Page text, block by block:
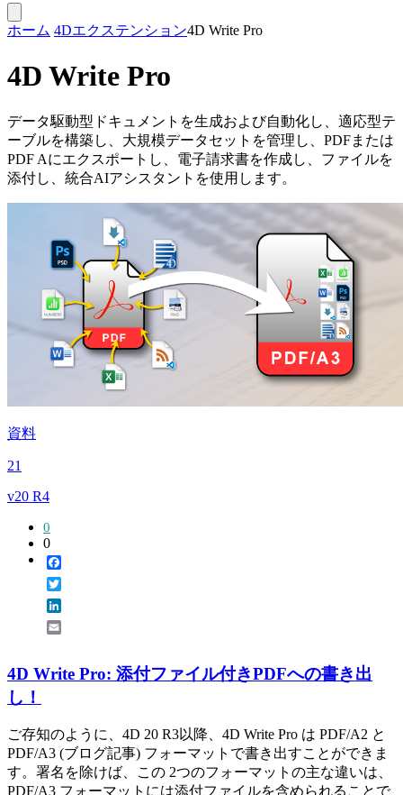
ホーム 4Dエクステンション4D Write Pro
4D Write Pro
データ駆動型ドキュメントを生成および自動化し、適応型テ
ーブルを構築し、大規模データセットを管理し、PDFまたは
PDF Aにエクスポートし、電子請求書を作成し、ファイルを
添付し、統合AIアシスタントを使用します。
資料
21
v20 R4
0
0
4D Write Pro: 添付ファイル付きPDFへの書き出
し！
ご存知のように、4D 20 R3以降、4D Write Pro は PDF/A2 と
PDF/A3 (ブログ記事) フォーマットで書き出すことができま
す。署名を除けば、この 2つのフォーマットの主な違いは、
PDF/A3 フォーマットには添付ファイルを含められることで